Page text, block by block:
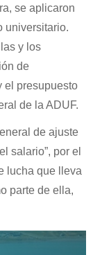
se aplicaron
universitario.
y los
de
el presupuesto
de la ADUF.
de ajuste
salario”, por el
lucha que lleva
parte de ella,